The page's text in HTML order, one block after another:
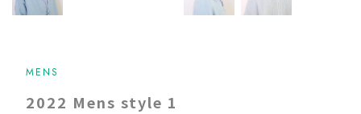
MENS
2022 Mens style 1